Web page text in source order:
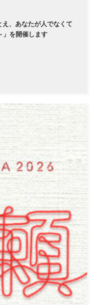
、あなたが人でなくて
」を開催します